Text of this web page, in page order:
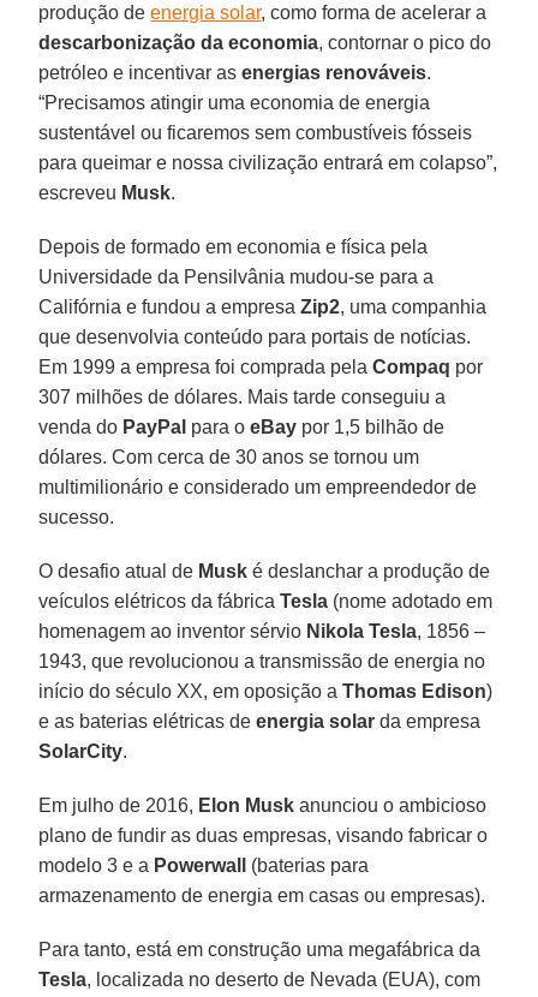
produção deenergia solar, como forma de acelerar a
descarbonização da economia, contornar o pico do
petróleo e incentivar asenergias renováveis.
“Precisamos atingir uma economia de energia
sustentável ou ficaremos sem combustíveis fósseis
para queimar e nossa civilização entrará em colapso”,
escreveu Musk.
Depois de formado em economia e física pela
Universidade da Pensilvânia mudou-se para a
Califórnia e fundou a empresaZip2, uma companhia
que desenvolvia conteúdo para portais de notícias.
Em 1999 a empresa foi comprada pelaCompaq por
307 milhões de dólares. Mais tarde conseguiu a
venda do PayPal para oeBay por 1,5 bilhão de
dólares. Com cerca de 30 anos se tornou um
multimilionário e considerado um empreendedor de
sucesso.
O desafio atual de Musk é deslanchar a produção de
veículos elétricos da fábricaTesla (nome adotado em
homenagem ao inventor sérvio Nikola Tesla, 1856 –
1943, que revolucionou a transmissão de energia no
início do século XX, em oposição aThomas Edison)
e as baterias elétricas deenergia solar da empresa
SolarCity.
Em julho de 2016, Elon Musk anunciou o ambicioso
plano de fundir as duas empresas, visando fabricar o
modelo 3 e a Powerwall
(baterias para
armazenamento de energia em casas ou empresas).
Para tanto, está em construção uma megafábrica da
Tesla, localizada no deserto de Nevada (EUA), com